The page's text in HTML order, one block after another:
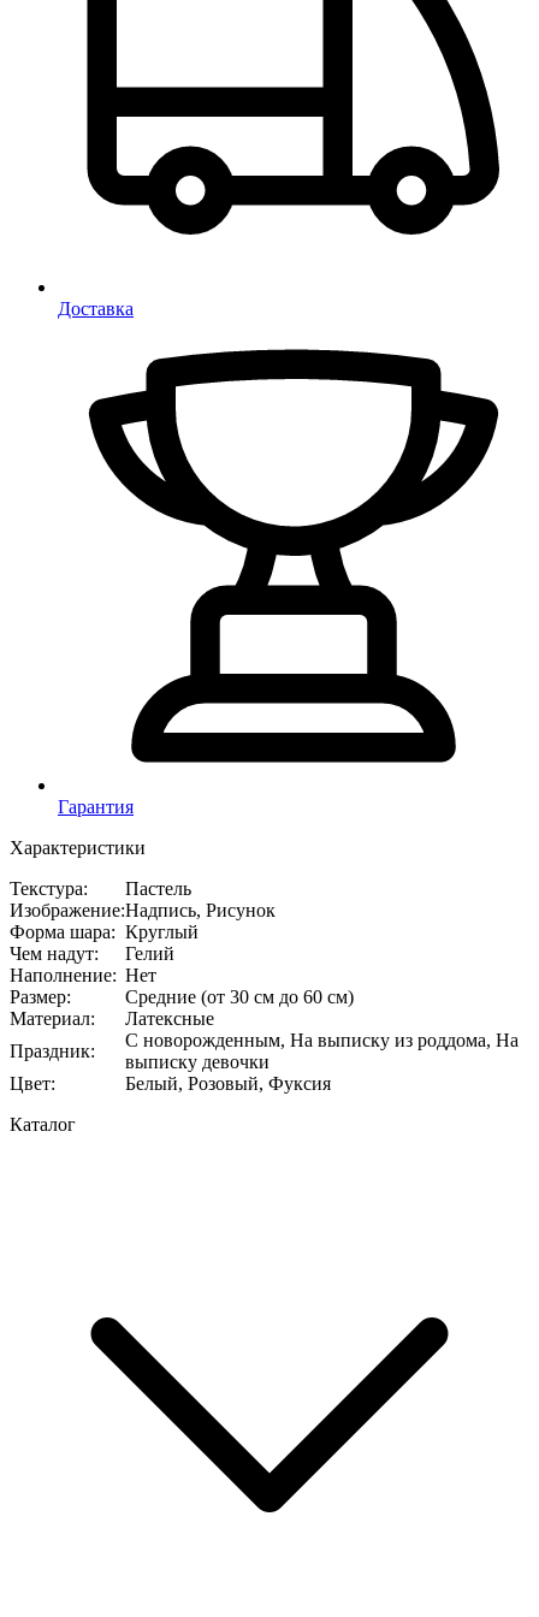
Доставка
Гарантия
Характеристики
Текстура:
Пастель
Изображение:Надпись, Рисунок
Форма шара: Круглый
Чем надут:
Гелий
Наполнение: Нет
Размер:
Средние (от 30 см до 60 см)
Материал:
Латексные
Праздник:
С новорожденным, На выписку из роддома, На
выписку девочки
Цвет:
Белый, Розовый, Фуксия
Каталог